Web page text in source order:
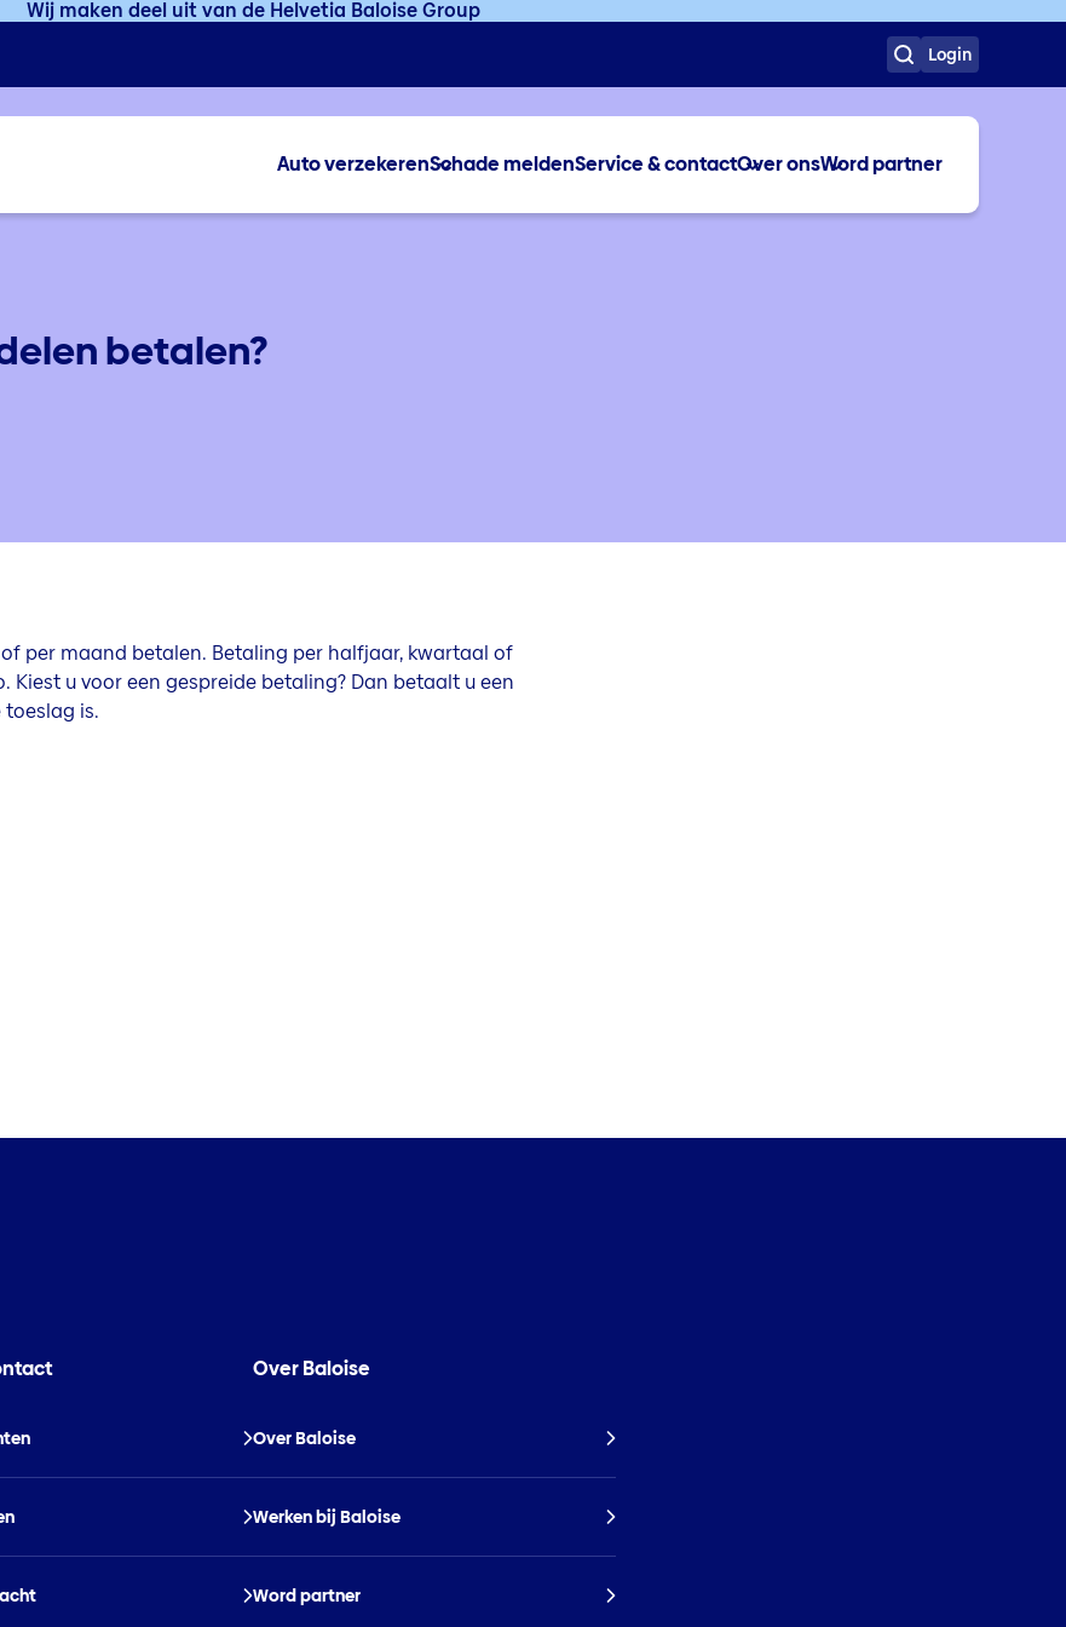
Wij maken deel uit van de Helvetia Baloise Group
Login
Auto verzekerenSchade meldenService & contactOver onsWord partner
betalen?
per maand betalen. Betaling per halfjaar, kwartaal of
u voor een gespreide betaling? Dan betaalt u een
is.
Over Baloise
Over Baloise
Werken bij Baloise
Word partner